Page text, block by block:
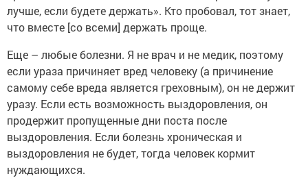
лучше, если будете держать». Кто пробовал, тот знает,
что вместе [со всеми] держать проще.
Еще – любые болезни. Я не врач и не медик, поэтому
если ураза причиняет вред человеку (а причинение
самому себе вреда является греховным), он не держит
уразу. Если есть возможность выздоровления, он
продержит пропущенные дни поста после
выздоровления. Если болезнь хроническая и
выздоровления не будет, тогда человек кормит
нуждающихся.